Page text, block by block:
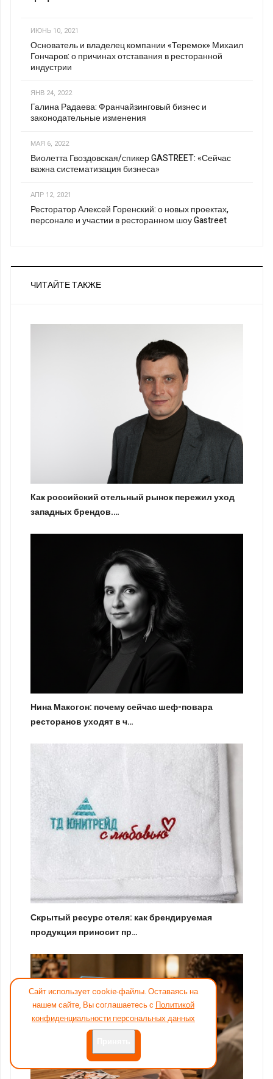
ИЮНЬ 10, 2021
Основатель и владелец компании «Теремок» Михаил
Гончаров: о причинах отставания в ресторанной
индустрии
ЯНВ 24, 2022
Галина Радаева: Франчайзинговый бизнес и
законодательные изменения
МАЯ 6, 2022
Виолетта Гвоздовская/спикер GASTREET: «Сейчас
важна систематизация бизнеса»
АПР 12, 2021
Ресторатор Алексей Горенский: о новых проектах,
персонале и участии в ресторанном шоу Gastreet
ЧИТАЙТЕ ТАКЖЕ
Как российский отельный рынок пережил уход
западных брендов.…
Нина Макогон: почему сейчас шеф-повара
ресторанов уходят в ч…
Скрытый ресурс отеля: как брендируемая
продукция приносит пр…
Сайт использует cookie-файлы. Оставаясь на
нашем сайте, Вы соглашаетесь с Политикой
конфиденциальности персональных данных